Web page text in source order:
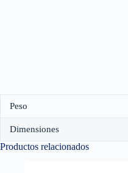
Peso
Dimensiones
Productos relacionados